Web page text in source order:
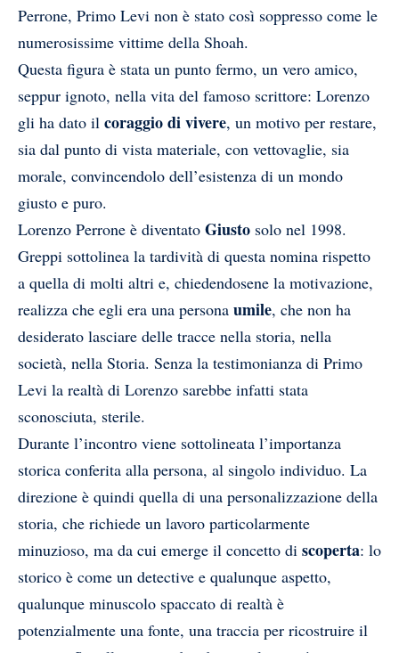
Perrone, Primo Levi non è stato così soppresso come le
numerosissime vittime della Shoah.
Questa figura è stata un punto fermo, un vero amico,
seppur ignoto, nella vita del famoso scrittore: Lorenzo
gli ha dato il coraggio di vivere, un motivo per restare,
sia dal punto di vista materiale, con vettovaglie, sia
morale, convincendolo dell’esistenza di un mondo
giusto e puro.
Lorenzo Perrone è diventato Giusto solo nel 1998.
Greppi sottolinea la tardività di questa nomina rispetto
a quella di molti altri e, chiedendosene la motivazione,
realizza che egli era una persona umile, che non ha
desiderato lasciare delle tracce nella storia, nella
società, nella Storia. Senza la testimonianza di Primo
Levi la realtà di Lorenzo sarebbe infatti stata
sconosciuta, sterile.
Durante l’incontro viene sottolineata l’importanza
storica conferita alla persona, al singolo individuo. La
direzione è quindi quella di una personalizzazione della
storia, che richiede un lavoro particolarmente
minuzioso, ma da cui emerge il concetto di scoperta: lo
storico è come un detective e qualunque aspetto,
qualunque minuscolo spaccato di realtà è
potenzialmente una fonte, una traccia per ricostruire il